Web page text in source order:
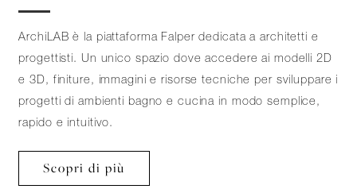
ArchiLAB è la piattaforma Falper dedicata a architetti e
progettisti. Un unico spazio dove accedere ai modelli 2D
e 3D, finiture, immagini e risorse tecniche per sviluppare i
progetti di ambienti bagno e cucina in modo semplice,
rapido e intuitivo.
Scopri di più